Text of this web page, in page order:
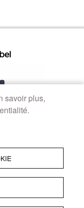
savoir plus,